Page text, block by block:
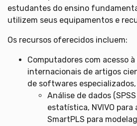
estudantes do ensino
utilizem seus equipamentos e
Os recursos oferecidos incluem:
Computadores com acesso
internacionais de artigos
de softwares especializados,
Análise de dados
estatística, NVIVO
SmartPLS para